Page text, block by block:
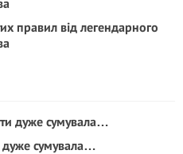
правил від легендарного
дуже сумувала…